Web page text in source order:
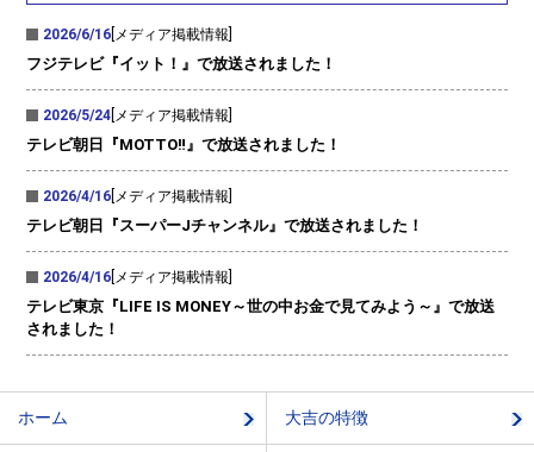
2026/6/16 [メディア掲載情報]
フジテレビ『イット！』で放送されました！
2026/5/24 [メディア掲載情報]
テレビ朝日『MOTTO‼』で放送されました！
2026/4/16 [メディア掲載情報]
テレビ朝日『スーパーJチャンネル』で放送されました！
2026/4/16 [メディア掲載情報]
テレビ東京『LIFE IS MONEY～世の中お金で見てみよう～』で放送
されました！
ホーム 大吉の特徴